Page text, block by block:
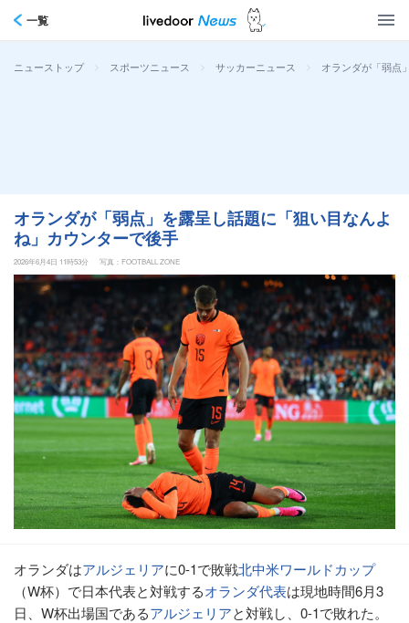
一覧
ニューストップ > スポーツニュース > サッカーニュース > オランダが「弱点
オランダが「弱点」を露呈し話題に「狙い目なんよ
ね」カウンターで後手
2026年6月4日 11時53分 写真：FOOTBALL ZONE
オランダはアルジェリアに0-1で敗戦北中米ワールドカップ
（W杯）で日本代表と対戦するオランダ代表は現地時間6月3
日、W杯出場国であるアルジェリアと対戦し、0-1で敗れた。